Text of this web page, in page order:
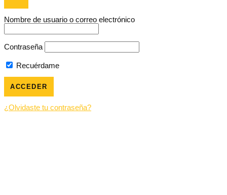
Nombre de usuario o correo electrónico
Contraseña
Recuérdame
¿Olvidaste tu contraseña?